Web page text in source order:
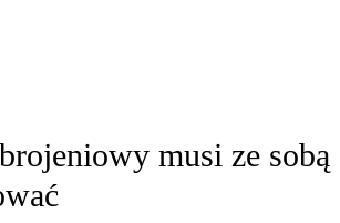
musi ze sobą